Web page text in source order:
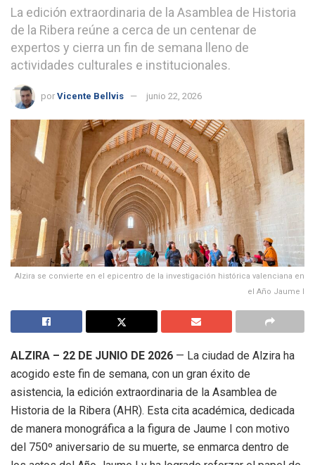
La edición extraordinaria de la Asamblea de Historia
de la Ribera reúne a cerca de un centenar de
expertos y cierra un fin de semana lleno de
actividades culturales e institucionales.
por Vicente Bellvis junio 22, 2026
Alzira se convierte en el epicentro de la investigación histórica valenciana en
el Año Jaume I
ALZIRA – 22 DE JUNIO DE 2026 — La ciudad de Alzira ha
acogido este fin de semana, con un gran éxito de
asistencia, la edición extraordinaria de la Asamblea de
Historia de la Ribera (AHR). Esta cita académica, dedicada
de manera monográfica a la figura de Jaume I con motivo
del 750º aniversario de su muerte, se enmarca dentro de